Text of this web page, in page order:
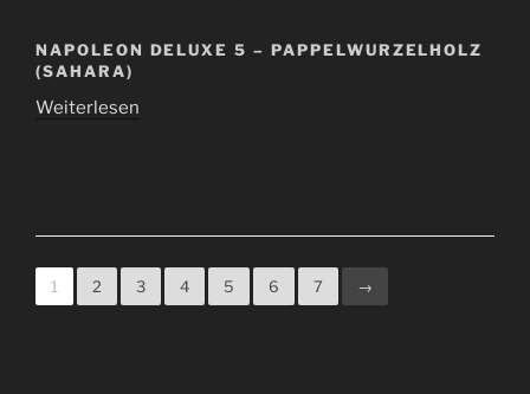
NAPOLEON DELUXE 5 – PAPPELWURZELHOLZ
(SAHARA)
Weiterlesen
1 2 3 4 5 6 7 →